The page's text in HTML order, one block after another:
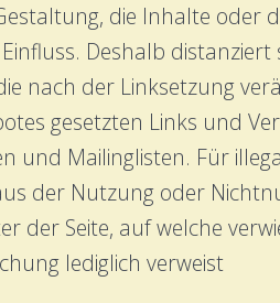
die Inhalte oder
Deshalb distanziert
nach der Linksetzung
gesetzten Links und
und Mailinglisten. Für
der Nutzung oder
Seite, auf welche
lediglich verweist